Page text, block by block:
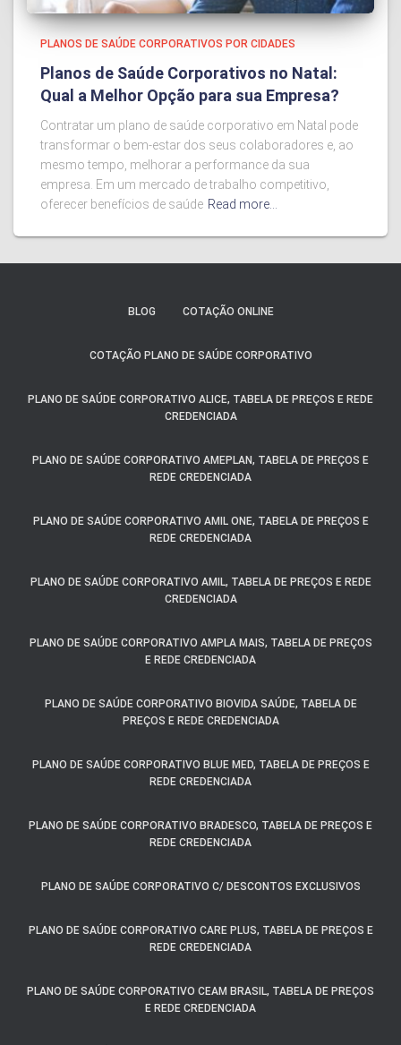
PLANOS DE SAÚDE CORPORATIVOS POR CIDADES
Planos de Saúde Corporativos no Natal:
Qual a Melhor Opção para sua Empresa?
Contratar um plano de saúde corporativo em Natal pode
transformar o bem-estar dos seus colaboradores e, ao
mesmo tempo, melhorar a performance da sua
empresa. Em um mercado de trabalho competitivo,
oferecer benefícios de saúde Read more…
BLOG COTAÇÃO ONLINE
COTAÇÃO PLANO DE SAÚDE CORPORATIVO
PLANO DE SAÚDE CORPORATIVO ALICE, TABELA DE PREÇOS E REDE
CREDENCIADA
PLANO DE SAÚDE CORPORATIVO AMEPLAN, TABELA DE PREÇOS E
REDE CREDENCIADA
PLANO DE SAÚDE CORPORATIVO AMIL ONE, TABELA DE PREÇOS E
REDE CREDENCIADA
PLANO DE SAÚDE CORPORATIVO AMIL, TABELA DE PREÇOS E REDE
CREDENCIADA
PLANO DE SAÚDE CORPORATIVO AMPLA MAIS, TABELA DE PREÇOS
E REDE CREDENCIADA
PLANO DE SAÚDE CORPORATIVO BIOVIDA SAÚDE, TABELA DE
PREÇOS E REDE CREDENCIADA
PLANO DE SAÚDE CORPORATIVO BLUE MED, TABELA DE PREÇOS E
REDE CREDENCIADA
PLANO DE SAÚDE CORPORATIVO BRADESCO, TABELA DE PREÇOS E
REDE CREDENCIADA
PLANO DE SAÚDE CORPORATIVO C/ DESCONTOS EXCLUSIVOS
PLANO DE SAÚDE CORPORATIVO CARE PLUS, TABELA DE PREÇOS E
REDE CREDENCIADA
PLANO DE SAÚDE CORPORATIVO CEAM BRASIL, TABELA DE PREÇOS
E REDE CREDENCIADA